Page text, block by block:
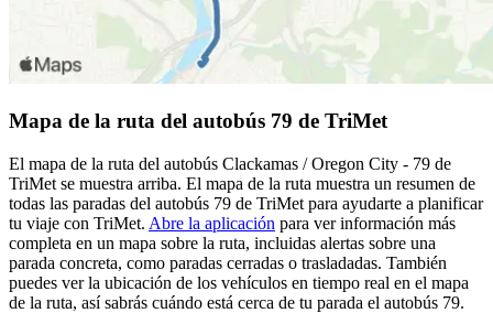
Mapa de la ruta del autobús 79 de TriMet
El mapa de la ruta del autobús Clackamas / Oregon City - 79 de
TriMet se muestra arriba. El mapa de la ruta muestra un resumen de
todas las paradas del autobús 79 de TriMet para ayudarte a planificar
tu viaje con TriMet. Abre la aplicación para ver información más
completa en un mapa sobre la ruta, incluidas alertas sobre una
parada concreta, como paradas cerradas o trasladadas. También
puedes ver la ubicación de los vehículos en tiempo real en el mapa
de la ruta, así sabrás cuándo está cerca de tu parada el autobús 79.